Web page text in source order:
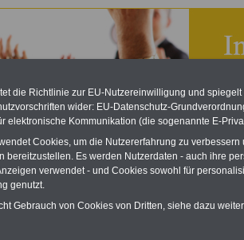
(BetrVG): § 85
durch den Betriebsrat
die Richtlinie zur EU-Nutzereinwilligung und
wider: EU-Datenschutz-
elektronische Kommunikation (die sogenannte E-
Cookies, um die Nutzererfahrung zu
bereitzustellen. Es werden Nutzerdaten - auch ihre
verwendet - und Cookies sowohl für
genutzt.
Gebrauch von Cookies von Dritten, siehe dazu